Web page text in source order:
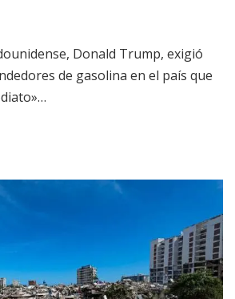
Donald Trump, exigió
de gasolina en el país que